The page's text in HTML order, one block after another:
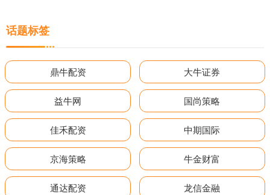
话题标签
鼎牛配资 大牛证券
益牛网 国尚策略
佳禾配资 中期国际
京海策略 牛金财富
通达配资 龙信金融